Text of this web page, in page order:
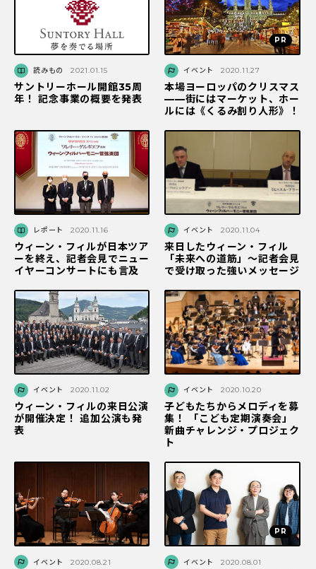
読みもの 2021.01.15
サントリーホール開館35周
年！ 記念事業の概要を発表
イベント 2020.11.27
本場ヨーロッパのクリスマス
——街にはマーケット、ホー
ルには《くるみ割り人形》！
レポート 2020.11.16
ウィーン・フィルが日本ツア
ーを終え、記者会見でニュー
イヤーコンサートにも言及
イベント 2020.11.04
来日したウィーン・フィル
「未来への道筋」～記者会見
で受け取った強いメッセージ
イベント 2020.11.02
ウィーン・フィルの来日公演
が開催決定！ 追加公演も発
表
イベント 2020.10.20
子どもたちからメロディを募
集！ 「こども定期演奏会」
新曲チャレンジ・プロジェク
ト
イベント 2020.08.21 イベント 2020.08.01